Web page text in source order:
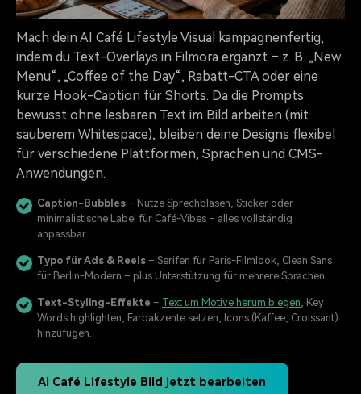
Mach dein AI Café Lifestyle Visual kampagnenfertig,
indem du Text-Overlays in Filmora ergänzt – z. B. „New
Menu“, „Coffee of the Day“, Rabatt-CTA oder eine
kurze Hook-Caption für Shorts. Da die Prompts
bewusst ohne lesbaren Text im Bild arbeiten (mit
sauberem Whitespace), bleiben deine Designs flexibel
für verschiedene Plattformen, Sprachen und CMS-
Anwendungen.
Caption-Bubbles – Nutze Sprechblasen, Sticker oder
minimalistische Label für Café-Vibes – alles vollständig
anpassbar.
Typo für Ads & Reels – Serifen für Paris-Filmlook, Clean Sans
für Berlin-Modern – plus Unterstützung für mehrere Sprachen.
Text-Styling-Effekte – Text um Motive herum biegen , Key
Words highlighten, Farbakzente setzen, Icons (Kaffee, Croissant)
hinzufügen.
AI Café Lifestyle Bild jetzt bearbeiten